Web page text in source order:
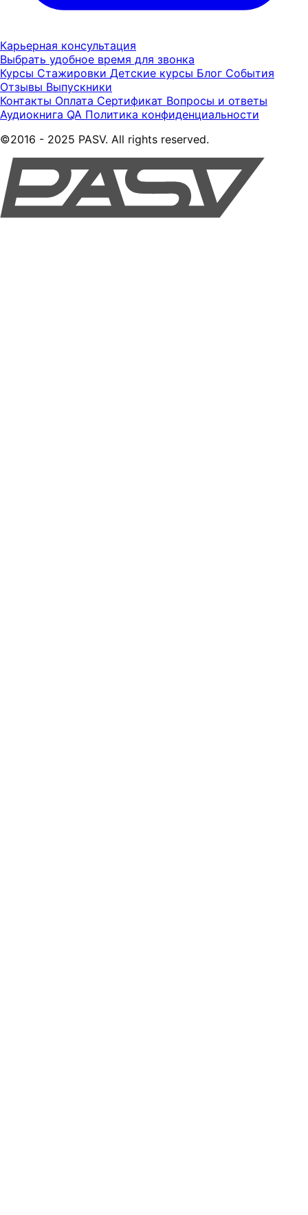
Карьерная консультация
Выбрать удобное время для звонка
Курсы Стажировки Детские курсы Блог События
Отзывы Выпускники
Контакты Оплата Сертификат Вопросы и ответы
Аудиокнига QA Политика конфиденциальности
©2016 - 2025 PASV. All rights reserved.